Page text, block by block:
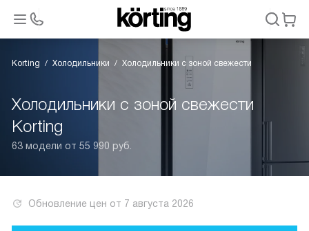
Korting Холодильники Холодильники с зоной свежести
Холодильники с зоной свежести
Korting
63 модели от 55 990 руб.
Обновление цен от 7 августа 2026